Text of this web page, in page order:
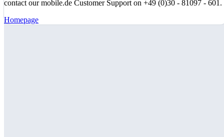
contact our mobile.de Customer Support on +49 (0)30 - 81097 - 601.
Homepage